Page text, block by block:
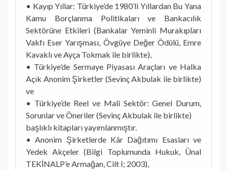
• Kayıp Yıllar: Türkiye’de 1980’li Yıllardan Bu Yana
Kamu Borçlanma Politikaları ve Bankacılık
Sektörüne Etkileri (Bankalar Yeminli Murakıpları
Vakfı Eser Yarışması, Övgüye Değer Ödülü, Emre
Kavaklı ve Ayça Tokmak ile birlikte),
• Türkiye’de Sermaye Piyasası Araçları ve Halka
Açık Anonim Şirketler (Sevinç Akbulak ile birlikte)
ve
• Türkiye’de Reel ve Mali Sektör: Genel Durum,
Sorunlar ve Öneriler (Sevinç Akbulak ile birlikte)
başlıklı kitapları yayımlanmıştır.
• Anonim Şirketlerde Kâr Dağıtımı Esasları ve
Yedek Akçeler (Bilgi Toplumunda Hukuk, Ünal
TEKİNALP’e Armağan, Cilt I; 2003),